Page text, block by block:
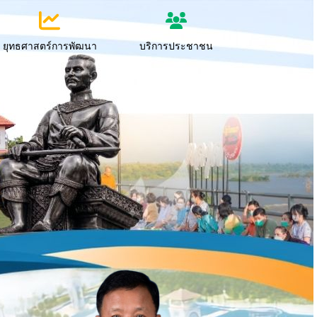
ยุทธศาสตร์การพัฒนา บริการประชาชน